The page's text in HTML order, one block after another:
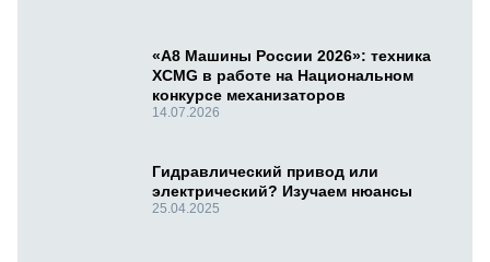
«А8 Машины России 2026»: техника
XCMG в работе на Национальном
конкурсе механизаторов
14.07.2026
Гидравлический привод или
электрический? Изучаем нюансы
25.04.2025